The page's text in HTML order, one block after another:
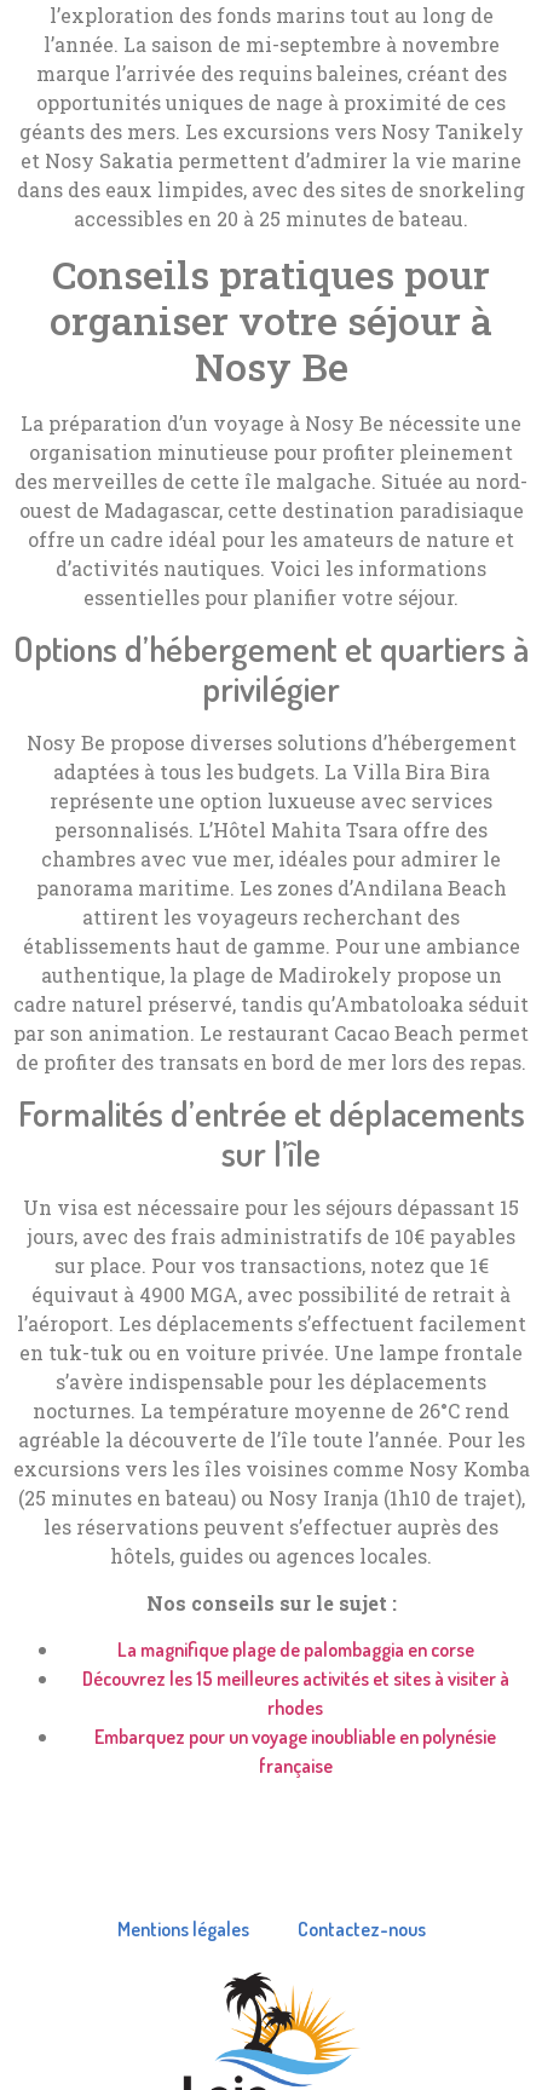
l’exploration des fonds marins tout au long de
l’année. La saison de mi-septembre à novembre
marque l’arrivée des requins baleines, créant des
opportunités uniques de nage à proximité de ces
géants des mers. Les excursions vers Nosy Tanikely
et Nosy Sakatia permettent d’admirer la vie marine
dans des eaux limpides, avec des sites de snorkeling
accessibles en 20 à 25 minutes de bateau.
Conseils pratiques pour
organiser votre séjour à
Nosy Be
La préparation d’un voyage à Nosy Be nécessite une
organisation minutieuse pour profiter pleinement
des merveilles de cette île malgache. Située au nord-
ouest de Madagascar, cette destination paradisiaque
offre un cadre idéal pour les amateurs de nature et
d’activités nautiques. Voici les informations
essentielles pour planifier votre séjour.
Options d’hébergement et quartiers à
privilégier
Nosy Be propose diverses solutions d’hébergement
adaptées à tous les budgets. La Villa Bira Bira
représente une option luxueuse avec services
personnalisés. L’Hôtel Mahita Tsara offre des
chambres avec vue mer, idéales pour admirer le
panorama maritime. Les zones d’Andilana Beach
attirent les voyageurs recherchant des
établissements haut de gamme. Pour une ambiance
authentique, la plage de Madirokely propose un
cadre naturel préservé, tandis qu’Ambatoloaka séduit
par son animation. Le restaurant Cacao Beach permet
de profiter des transats en bord de mer lors des repas.
Formalités d’entrée et déplacements
sur l’île
Un visa est nécessaire pour les séjours dépassant 15
jours, avec des frais administratifs de 10€ payables
sur place. Pour vos transactions, notez que 1€
équivaut à 4900 MGA, avec possibilité de retrait à
l’aéroport. Les déplacements s’effectuent facilement
en tuk-tuk ou en voiture privée. Une lampe frontale
s’avère indispensable pour les déplacements
nocturnes. La température moyenne de 26°C rend
agréable la découverte de l’île toute l’année. Pour les
excursions vers les îles voisines comme Nosy Komba
(25 minutes en bateau) ou Nosy Iranja (1h10 de trajet),
les réservations peuvent s’effectuer auprès des
hôtels, guides ou agences locales.
Nos conseils sur le sujet :
La magnifique plage de palombaggia en corse
Découvrez les 15 meilleures activités et sites à visiter à
rhodes
Embarquez pour un voyage inoubliable en polynésie
française
Mentions légales Contactez-nous